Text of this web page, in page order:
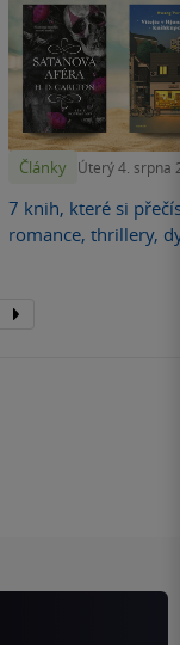
Články Úterý 4. srpna
7 knih, které si
romance, thrillery,